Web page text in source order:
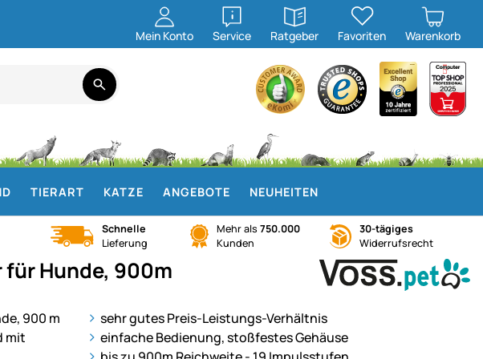
Mein Konto Service
öffnen
Ratgeber
öffnen
Favoriten Warenkorb
TIERART KATZE ANGEBOTE NEUHEITEN
Schnelle
Lieferung
Mehr als 750.000
Kunden
30-tägiges
Widerrufsrecht
für Hunde, 900m
sehr gutes Preis-Leistungs-Verhältnis
einfache Bedienung, stoßfestes Gehäuse